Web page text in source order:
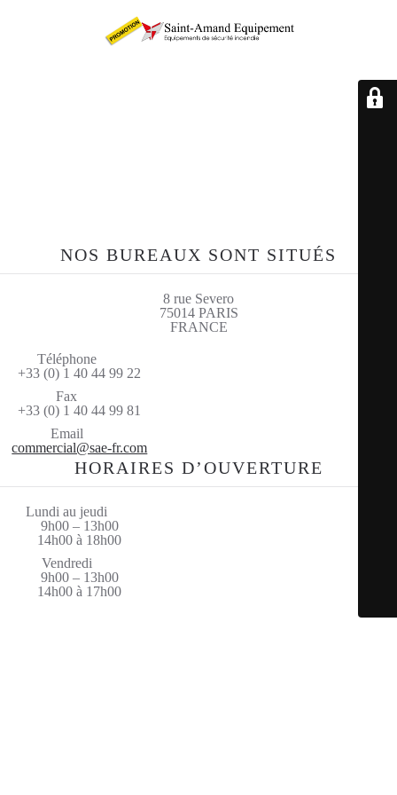
NOS BUREAUX SONT SITUÉS
8 rue Severo
75014 PARIS
FRANCE
Téléphone
+33 (0) 1 40 44 99 22
Fax
+33 (0) 1 40 44 99 81
Email
commercial@sae-fr.com
HORAIRES D’OUVERTURE
Lundi au jeudi
9h00 – 13h00
14h00 à 18h00
Vendredi
9h00 – 13h00
14h00 à 17h00